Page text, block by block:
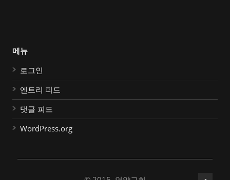
메뉴
로그인
엔트리 피드
댓글 피드
WordPress.org